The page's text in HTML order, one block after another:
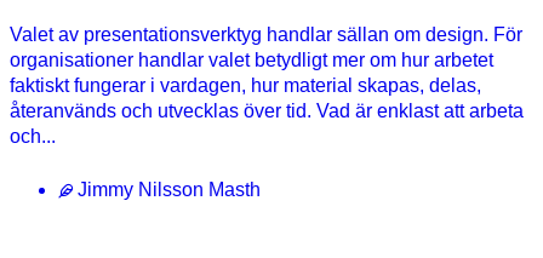
Valet av presentationsverktyg handlar sällan om design. För
organisationer handlar valet betydligt mer om hur arbetet
faktiskt fungerar i vardagen, hur material skapas, delas,
återanvänds och utvecklas över tid. Vad är enklast att arbeta
och...
Jimmy Nilsson Masth